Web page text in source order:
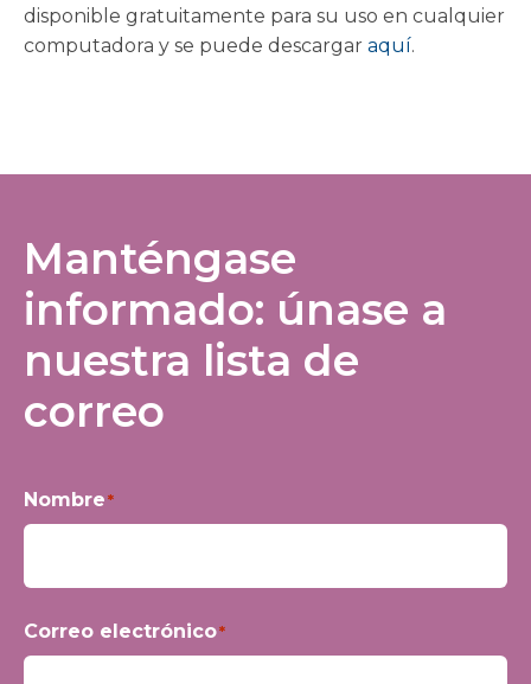
disponible gratuitamente para su uso en cualquier
computadora y se puede descargar aquí.
Manténgase
informado: únase a
nuestra lista de
correo
Nombre*
Correo electrónico*